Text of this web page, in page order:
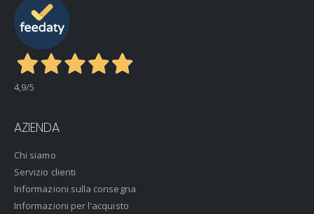
4,9/5
AZIENDA
Chi siamo
Servizio clienti
Informazioni sulla consegna
Informazioni per l'acquisto